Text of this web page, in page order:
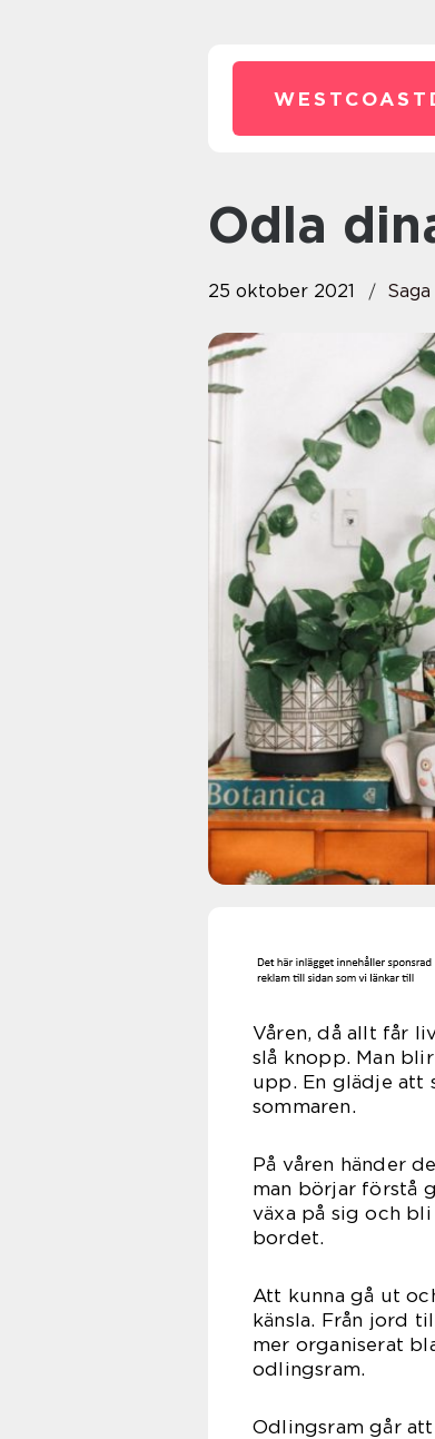
Odla
25 oktober 2021
Våren, då allt får
slå knopp. Man
upp. En glädje att
På våren händer
man börjar förstå
växa på sig och
Att kunna gå ut
känsla. Från jord
mer organiserat
Odlingsram går